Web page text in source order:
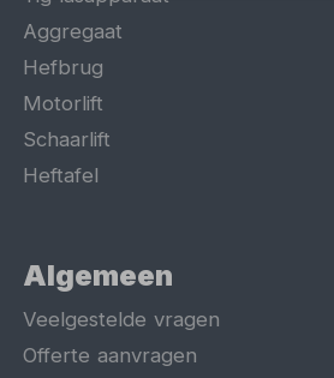
Aggregaat
Hefbrug
Motorlift
Schaarlift
Heftafel
Algemeen
Veelgestelde vragen
Offerte aanvragen